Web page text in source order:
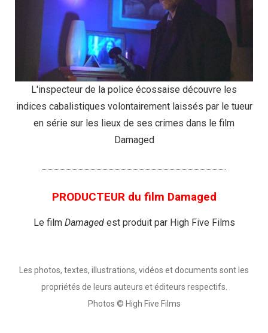
L'inspecteur de la police écossaise découvre les
indices cabalistiques volontairement laissés par le tueur
en série sur les lieux de ses crimes dans le film
Damaged
PRODUCTEUR du film Damaged
Le film Damagedest produit par High Five Films
Les photos, textes, illustrations, vidéos et documents sont les
propriétés de leurs auteurs et éditeurs respectifs.
Photos © High Five Films